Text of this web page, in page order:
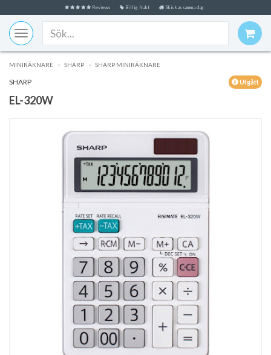
Reviews Billig frakt Skickas samma dag
Toggle
navigation
MINIRÄKNARE SHARP SHARP MINIRÄKNARE
Utgått
SHARP
EL-320W